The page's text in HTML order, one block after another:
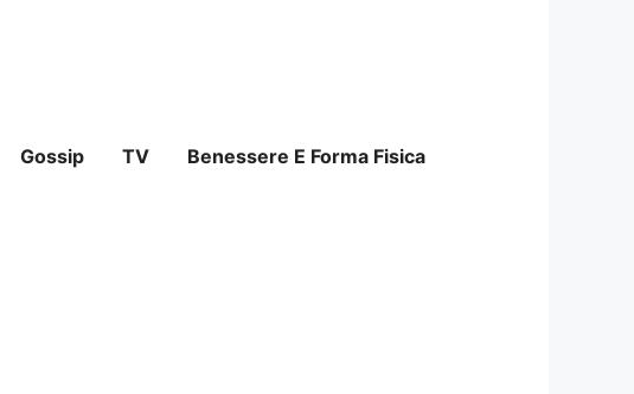
Gossip TV Benessere E Forma Fisica